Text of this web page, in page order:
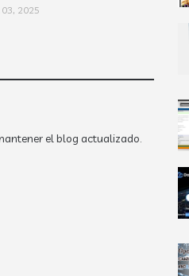
2025
el blog actualizado.